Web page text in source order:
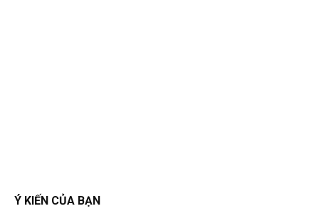
Ý KIẾN CỦA BẠN